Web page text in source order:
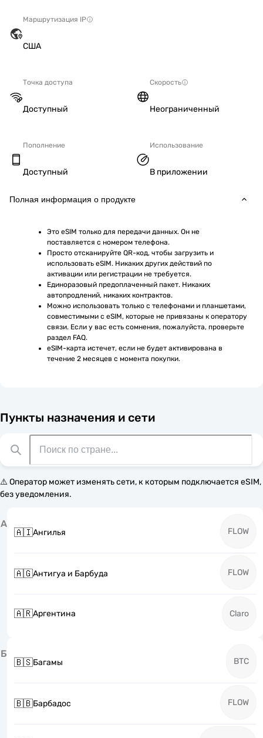
Маршрутизация IP
США
Точка доступа
Доступный
Скорость
Неограниченный
Пополнение
Доступный
Использование
В приложении
Полная информация о продукте
Это eSIM только для передачи данных. Он не
поставляется с номером телефона.
Просто отсканируйте QR-код, чтобы загрузить и
использовать eSIM. Никаких других действий по
активации или регистрации не требуется.
Единоразовый предоплаченный пакет. Никаких
автопродлений, никаких контрактов.
Можно использовать только с телефонами и планшетами,
совместимыми с eSIM, которые не привязаны к оператору
связи. Если у вас есть сомнения, пожалуйста, проверьте
раздел FAQ.
eSIM-карта истечет, если не будет активирована в
течение 2 месяцев с момента покупки.
Пункты назначения и сети
⚠️ Оператор может изменять сети, к которым подключается eSIM,
без уведомления.
А
🇦🇮Ангилья FLOW
🇦🇬Антигуа и Барбуда FLOW
🇦🇷Аргентина Claro
Б
🇧🇸Багамы BTC
🇧🇧Барбадос FLOW